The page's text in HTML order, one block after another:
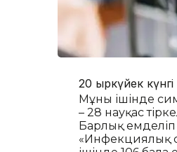
20 қыркүйек
Мұның ішінде
– 28 науқас
Барлық емделіп
«Инфекциялық